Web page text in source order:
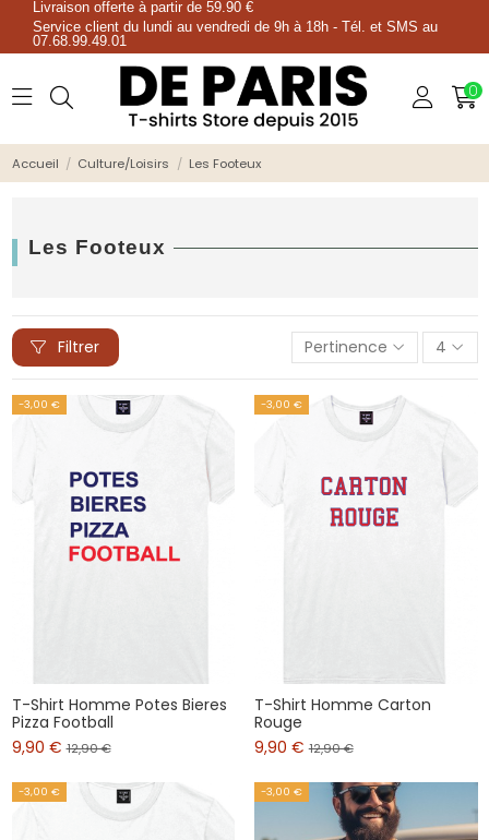
Livraison offerte à partir de 59.90 €
Service client du lundi au vendredi de 9h à 18h - Tél. et SMS au
07.68.99.49.01
0
Accueil Culture/Loisirs Les Footeux
Les Footeux
Filtrer Pertinence 4
-3,00 €
T-Shirt Homme Potes Bieres
Pizza Football
9,90 €12,90 €
-3,00 €
T-Shirt Homme Carton
Rouge
9,90 €12,90 €
-3,00 € -3,00 €